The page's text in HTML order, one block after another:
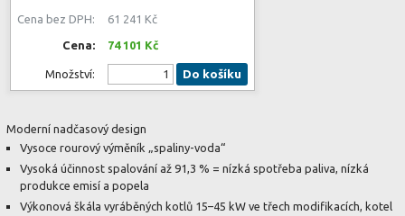
Cena bez DPH: 61 241 Kč
Cena: 74 101 Kč
Množství: Do košíku
Moderní nadčasový design
Vysoce rourový výměník „spaliny-voda“
Vysoká účinnost spalování až 91,3 % = nízká spotřeba paliva, nízká
produkce emisí a popela
Výkonová škála vyráběných kotlů 15–45 kW ve třech modifikacích, kotel